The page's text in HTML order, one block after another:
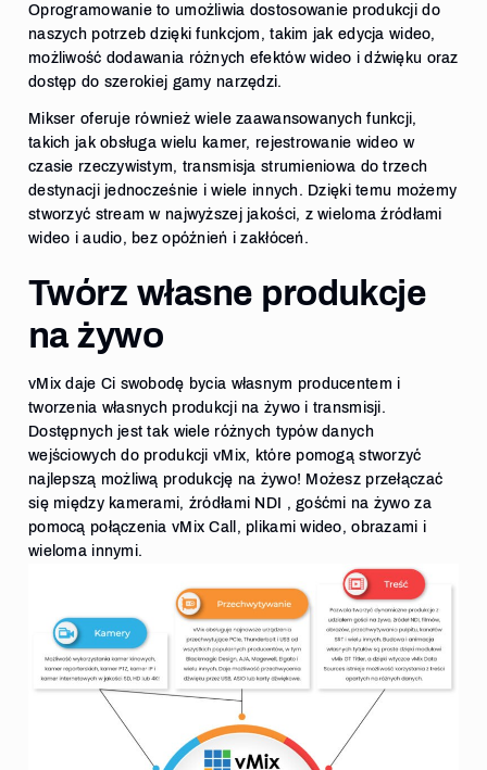
Oprogramowanie to umożliwia dostosowanie produkcji do
naszych potrzeb dzięki funkcjom, takim jak edycja wideo,
możliwość dodawania różnych efektów wideo i dźwięku oraz
dostęp do szerokiej gamy narzędzi.
Mikser oferuje również wiele zaawansowanych funkcji,
takich jak obsługa wielu kamer, rejestrowanie wideo w
czasie rzeczywistym, transmisja strumieniowa do trzech
destynacji jednocześnie i wiele innych. Dzięki temu możemy
stworzyć stream w najwyższej jakości, z wieloma źródłami
wideo i audio, bez opóźnień i zakłóceń.
Twórz własne produkcje
na żywo
vMix daje Ci swobodę bycia własnym producentem i
tworzenia własnych produkcji na żywo i transmisji.
Dostępnych jest tak wiele różnych typów danych
wejściowych do produkcji vMix, które pomogą stworzyć
najlepszą możliwą produkcję na żywo! Możesz przełączać
się między kamerami, źródłami NDI , gośćmi na żywo za
pomocą połączenia vMix Call, plikami wideo, obrazami i
wieloma innymi.